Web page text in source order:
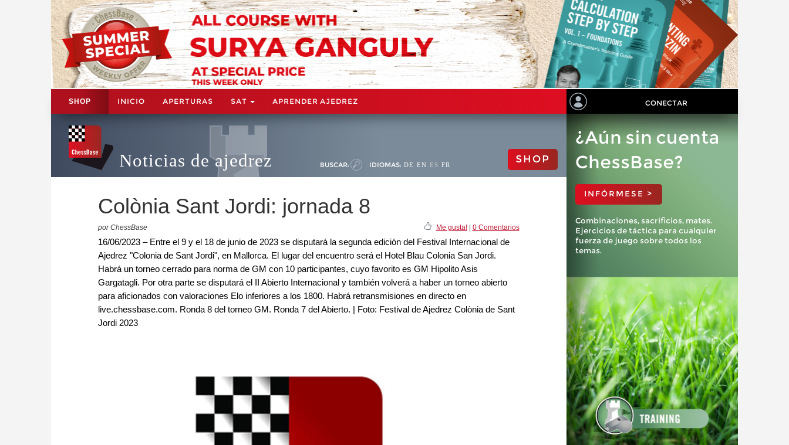
SHOP INICIO APERTURAS SAT APRENDER AJEDREZ CONECTAR
Noticias de ajedrez BUSCAR: IDIOMAS: DE EN ES FR SHOP
Colònia Sant Jordi: jornada 8
por ChessBase Me gusta!| 0 Comentarios
16/06/2023 – Entre el 9 y el 18 de junio de 2023 se disputará la segunda edición del Festival Internacional de
Ajedrez "Colonia de Sant Jordi", en Mallorca. El lugar del encuentro será el Hotel Blau Colonia San Jordi.
Habrá un torneo cerrado para norma de GM con 10 participantes, cuyo favorito es GM Hipolito Asis
Gargatagli. Por otra parte se disputará el II Abierto Internacional y también volverá a haber un torneo abierto
para aficionados con valoraciones Elo inferiores a los 1800. Habrá retransmisiones en directo en
live.chessbase.com. Ronda 8 del torneo GM. Ronda 7 del Abierto. | Foto: Festival de Ajedrez Colònia de Sant
Jordi 2023
¿Aún sin cuenta
ChessBase?
INFÓRMESE >
Combinaciones, sacrificios, mates.
Ejercicios de táctica para cualquier
fuerza de juego sobre todos los
temas.